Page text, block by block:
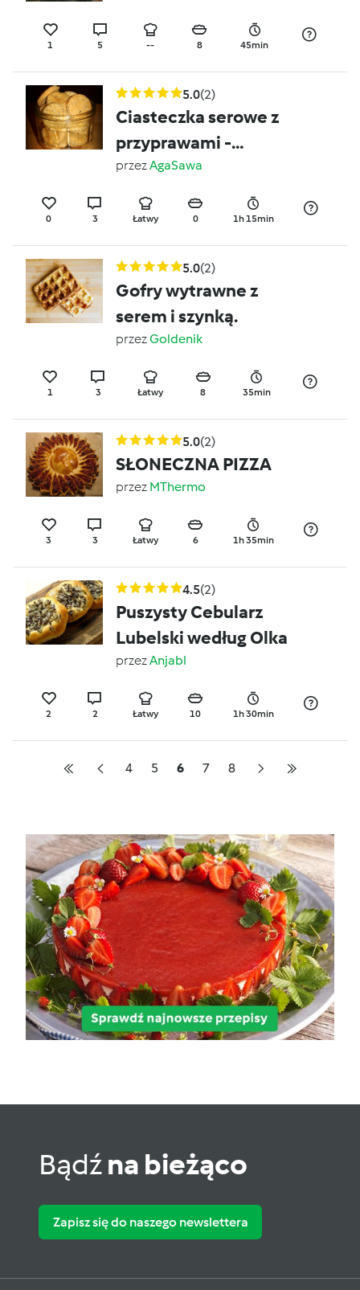
1 5 -- 8 45min
5.0(2)
Ciasteczka serowe z
przyprawami -
wytrawne
przezAgaSawa
0 3 Łatwy 0 1h 15min
5.0(2)
Gofry wytrawne z
serem i szynką.
przezGoldenik
1 3 Łatwy 8 35min
5.0(2)
SŁONECZNA PIZZA
przez MThermo
3 3 Łatwy 6 1h 35min
4.5(2)
Puszysty Cebularz
Lubelski według Olka
przezAnjabl
2 2 Łatwy 10 1h 30min
4 5 6 7 8
Bądźna bieżąco
Zapisz się do naszego newslettera